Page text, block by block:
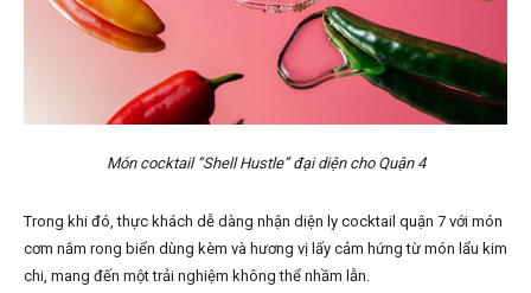
Món cocktail “Shell Hustle” đại diện cho Quận 4
Trong khi đó, thực khách dễ dàng nhận diện ly cocktail quận 7 với món
cơm nắm rong biển dùng kèm và hương vị lấy cảm hứng từ món lẩu kim
chi, mang đến một trải nghiệm không thể nhầm lẫn.